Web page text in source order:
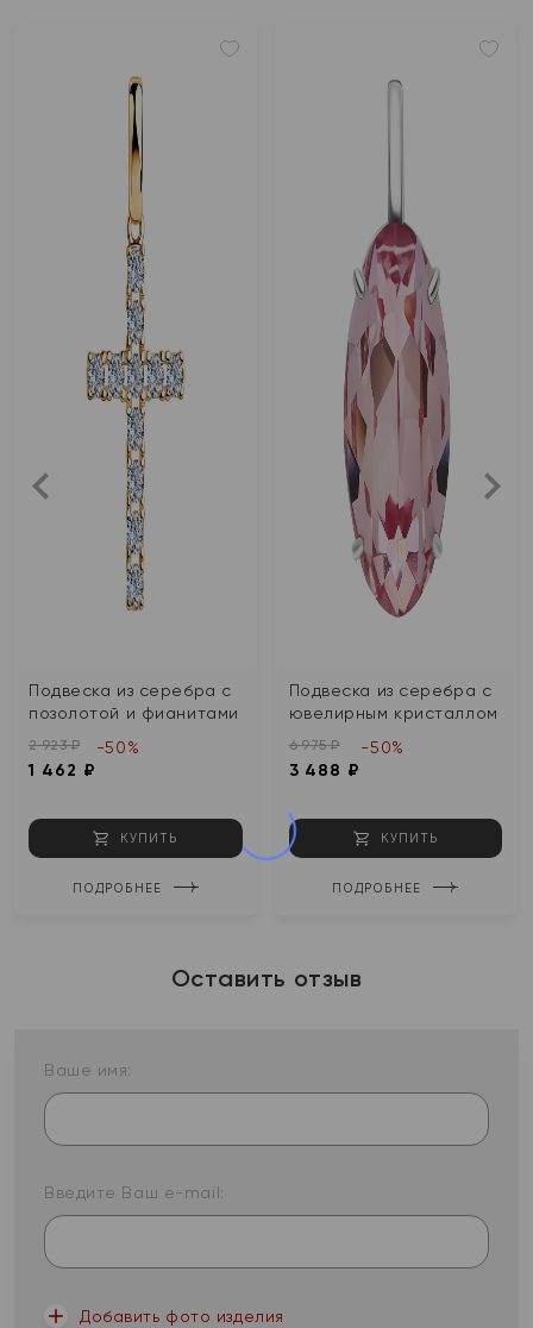
Подвеска из серебра с
позолотой и фианитами
2 923 ₽
1 462 ₽
-50%
КУПИТЬ
ПОДРОБНЕЕ
Подвеска из серебра с
ювелирным кристаллом
6 975 ₽
3 488 ₽
-50%
КУПИТЬ
ПОДРОБНЕЕ
Оставить отзыв
Ваше имя:
Введите Ваш e-mail:
Добавить фото изделия